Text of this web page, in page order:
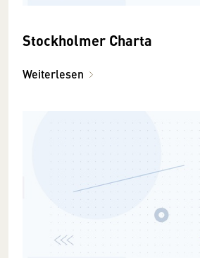
Stockholmer Charta
Weiterlesen